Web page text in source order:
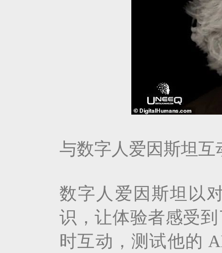
与数字人爱因斯坦互
数字人爱因斯坦以
识，让体验者感受
时互动，测试他的